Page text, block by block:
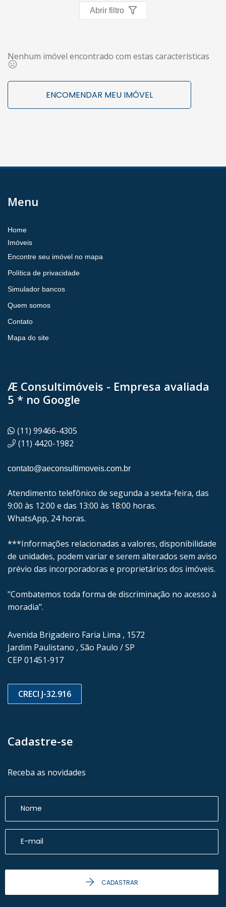
Abrir filtro
Nenhum imóvel encontrado com estas características
ENCOMENDAR MEU IMÓVEL
Menu
Home
Imóveis
Encontre seu imóvel no mapa
Política de privacidade
Simulador bancos
Quem somos
Contato
Mapa do site
Æ Consultimóveis - Empresa avaliada
5 * no Google
(11) 99466-4305
(11) 4420-1982
contato@aeconsultimoveis.com.br
Atendimento telefônico de segunda a sexta-feira, das
9:00 às 12:00 e das 13:00 às 18:00 horas.
WhatsApp, 24 horas.
***Informações relacionadas a valores, disponibilidade
de unidades, podem variar e serem alterados sem aviso
prévio das incorporadoras e proprietários dos imóveis.
"Combatemos toda forma de discriminação no acesso à
moradia".
Avenida Brigadeiro Faria Lima , 1572
Jardim Paulistano , São Paulo / SP
CEP 01451-917
CRECI J-32.916
Cadastre-se
Receba as novidades
CADASTRAR